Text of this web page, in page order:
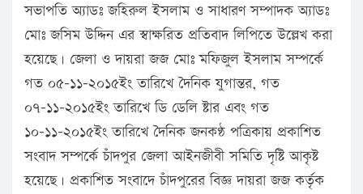
সভাপতি অ্যাডঃ জহিরুল ইসলাম ও সাধারণ সম্পাদক অ্যাডঃ
মোঃ জসিম উদ্দিন এর স্বাক্ষরিত প্রতিবাদ লিপিতে উল্লেখ করা
হয়েছে। জেলা ও দায়রা জজ মোঃ মফিজুল ইসলাম সম্পর্কে
গত ০৫-১১-২০১৫ইং তারিখে দৈনিক যুগান্তর, গত
০৭-১১-২০১৫ইং তারিখে ডি ডেলি ষ্টার এবং গত
১০-১১-২০১৫ইং তারিখে দৈনিক জনকণ্ঠ পত্রিকায় প্রকাশিত
সংবাদ সম্পর্কে চাঁদপুর জেলা আইনজীবী সমিতি দৃষ্টি আকৃষ্ট
হয়েছে। প্রকাশিত সংবাদে চাঁদপুরের বিজ্ঞ দায়রা জজ কর্তৃক